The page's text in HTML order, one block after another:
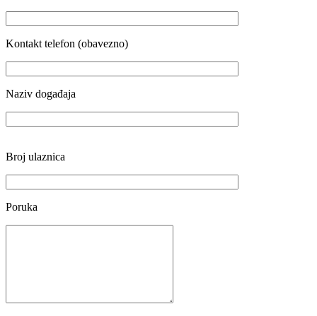
Kontakt telefon (obavezno)
Naziv događaja
Broj ulaznica
Poruka